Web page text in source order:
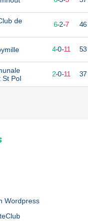
de
St Pol
19 6-2-7 46
4-0-11 53
2-0-11 37
Wordpress